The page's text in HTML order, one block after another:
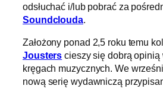
odsłuchać i/lub pobrać za
Soundclouda.
Założony ponad 2,5 roku temu
Jousters cieszy się dobrą opinią
kręgach muzycznych. We
nową serię wydawniczą